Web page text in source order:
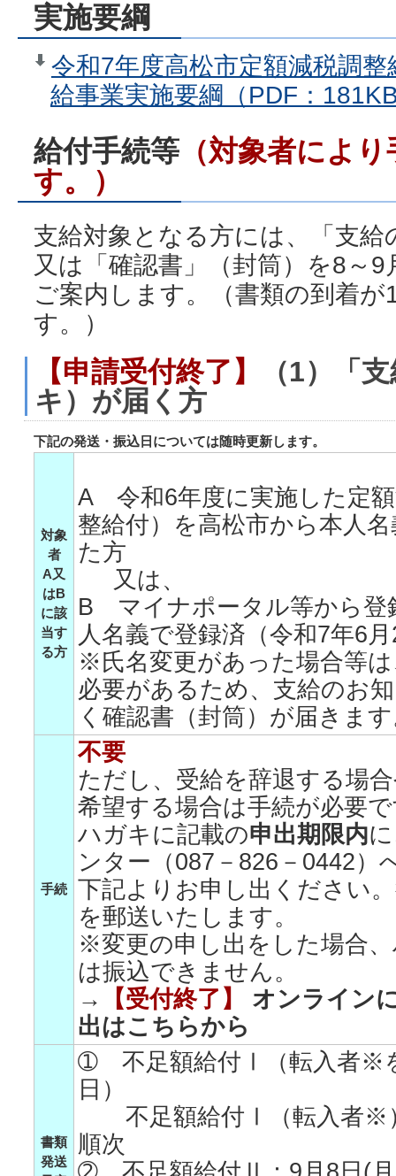
実施要綱
令和7年度高松市定額減税調
給事業実施要綱（PDF：
給付手続等 （対象者によ
す。）
支給対象となる方には、「支
又は「確認書」（封筒）を8～
ご案内します。（書類の到着
す。）
【申請受付終了】
（1）「
キ）が届く方
下記の発送・振込日については随時更新します。
対象
者
A又
はB
に該
当す
る方
A 令和6年度に実施した定
整給付）を高松市から本人
た方
又は、
B マイナポータル等から登
人名義で登録済（令和7年6
※氏名変更があった場合等
必要があるため、支給のお
く確認書（封筒）が届きま
手続
不要
ただし、受給を辞退する場
希望する場合は手続が必要
ハガキに記載の申出期限内
ンター（087－826－0442）
下記よりお申し出ください
を郵送いたします。
※変更の申し出をした場合
は振込できません。
→
【受付終了】
オンライン
出はこちらから
書類
発送
➀ 不足額給付Ⅰ（転入者※
日）
不足額給付Ⅰ（転入者※
順次